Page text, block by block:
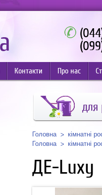
Контакти Про нас
для
Головна
кімнатні
Головна
кімнатні
ДЕ-Luxy